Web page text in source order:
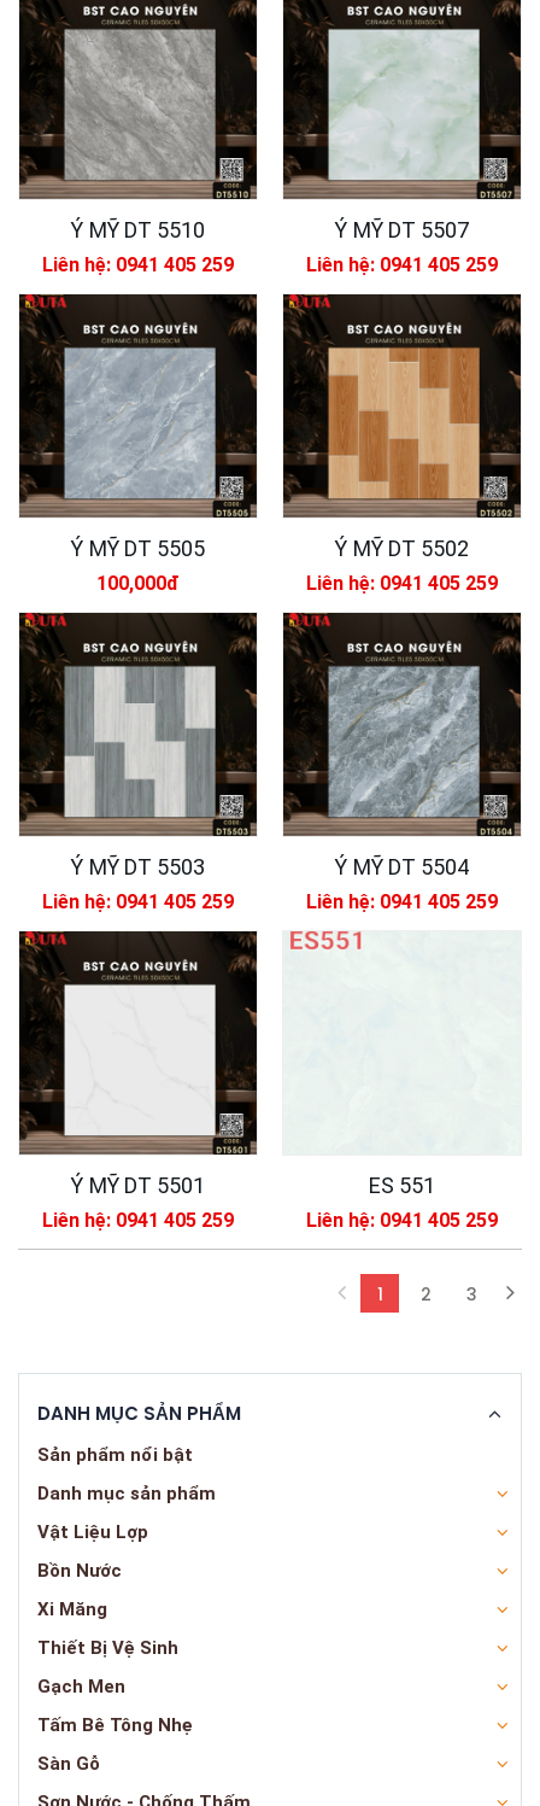
Ý MỸ DT 5510
Liên hệ: 0941 405 259
Ý MỸ DT 5507
Liên hệ: 0941 405 259
Ý MỸ DT 5505
100,000đ
Ý MỸ DT 5502
Liên hệ: 0941 405 259
Ý MỸ DT 5503
Liên hệ: 0941 405 259
Ý MỸ DT 5504
Liên hệ: 0941 405 259
Ý MỸ DT 5501
Liên hệ: 0941 405 259
ES 551
Liên hệ: 0941 405 259
1(current)
2 3
DANH MỤC SẢN PHẨM
Sản phẩm nổi bật
Danh mục sản phẩm
Vật Liệu Lợp
Bồn Nước
Xi Măng
Thiết Bị Vệ Sinh
Gạch Men
Tấm Bê Tông Nhẹ
Sàn Gỗ